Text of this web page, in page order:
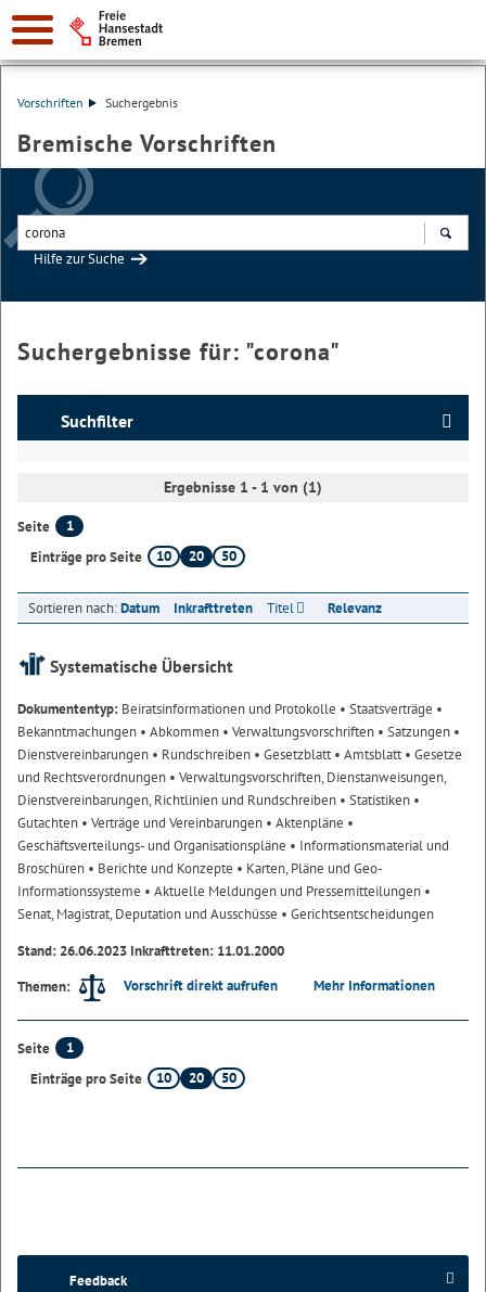
Vorschriften Suchergebnis
Bremische Vorschriften
Hilfe zur Suche
Suchergebnisse für: "corona"
Suchfilter
Ergebnisse 1 - 1 von (1)
Seite
1
Einträge pro Seite
10 20 50
Sortieren nach:Datum Inkrafttreten Titel Relevanz
Systematische Übersicht
Dokumententyp: Beiratsinformationen und Protokolle • Staatsverträge •
Bekanntmachungen • Abkommen • Verwaltungsvorschriften • Satzungen •
Dienstvereinbarungen • Rundschreiben • Gesetzblatt• Amtsblatt• Gesetze
und Rechtsverordnungen • Verwaltungsvorschriften, Dienstanweisungen,
Dienstvereinbarungen, Richtlinien und Rundschreiben • Statistiken •
Gutachten • Verträge und Vereinbarungen • Aktenpläne •
Geschäftsverteilungs- und Organisationspläne • Informationsmaterial und
Broschüren • Berichte und Konzepte • Karten, Pläne und Geo-
Informationssysteme • Aktuelle Meldungen und Pressemitteilungen •
Senat, Magistrat, Deputation und Ausschüsse • Gerichtsentscheidungen
Stand: 26.06.2023 Inkrafttreten: 11.01.2000
Themen:
Vorschrift direkt aufrufen Mehr Informationen
Seite
1
Einträge pro Seite
10 20 50
Feedback